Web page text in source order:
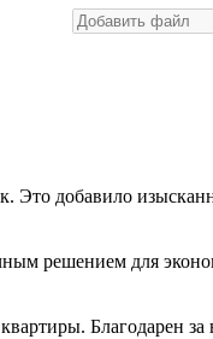
Это добавило
решением для
Благодарен за